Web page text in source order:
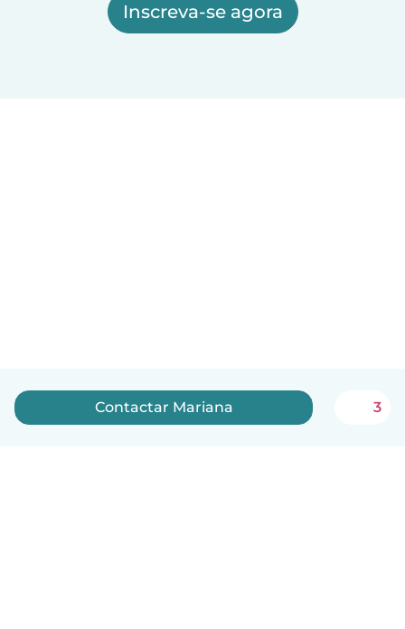
Inscreva-se agora
Contactar Mariana 3